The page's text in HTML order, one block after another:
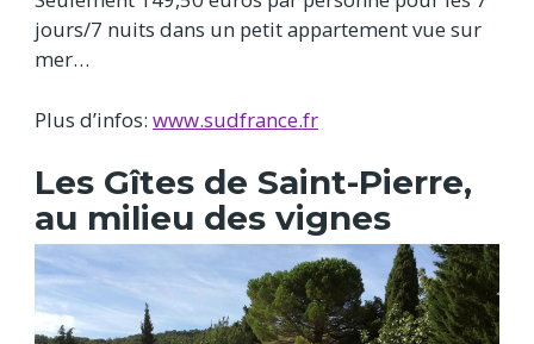
jours/7 nuits dans un petit appartement vue sur
mer…
Plus d’infos: www.sudfrance.fr
Les Gîtes de Saint-Pierre,
au milieu des vignes